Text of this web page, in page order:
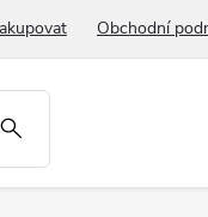
Obchodní